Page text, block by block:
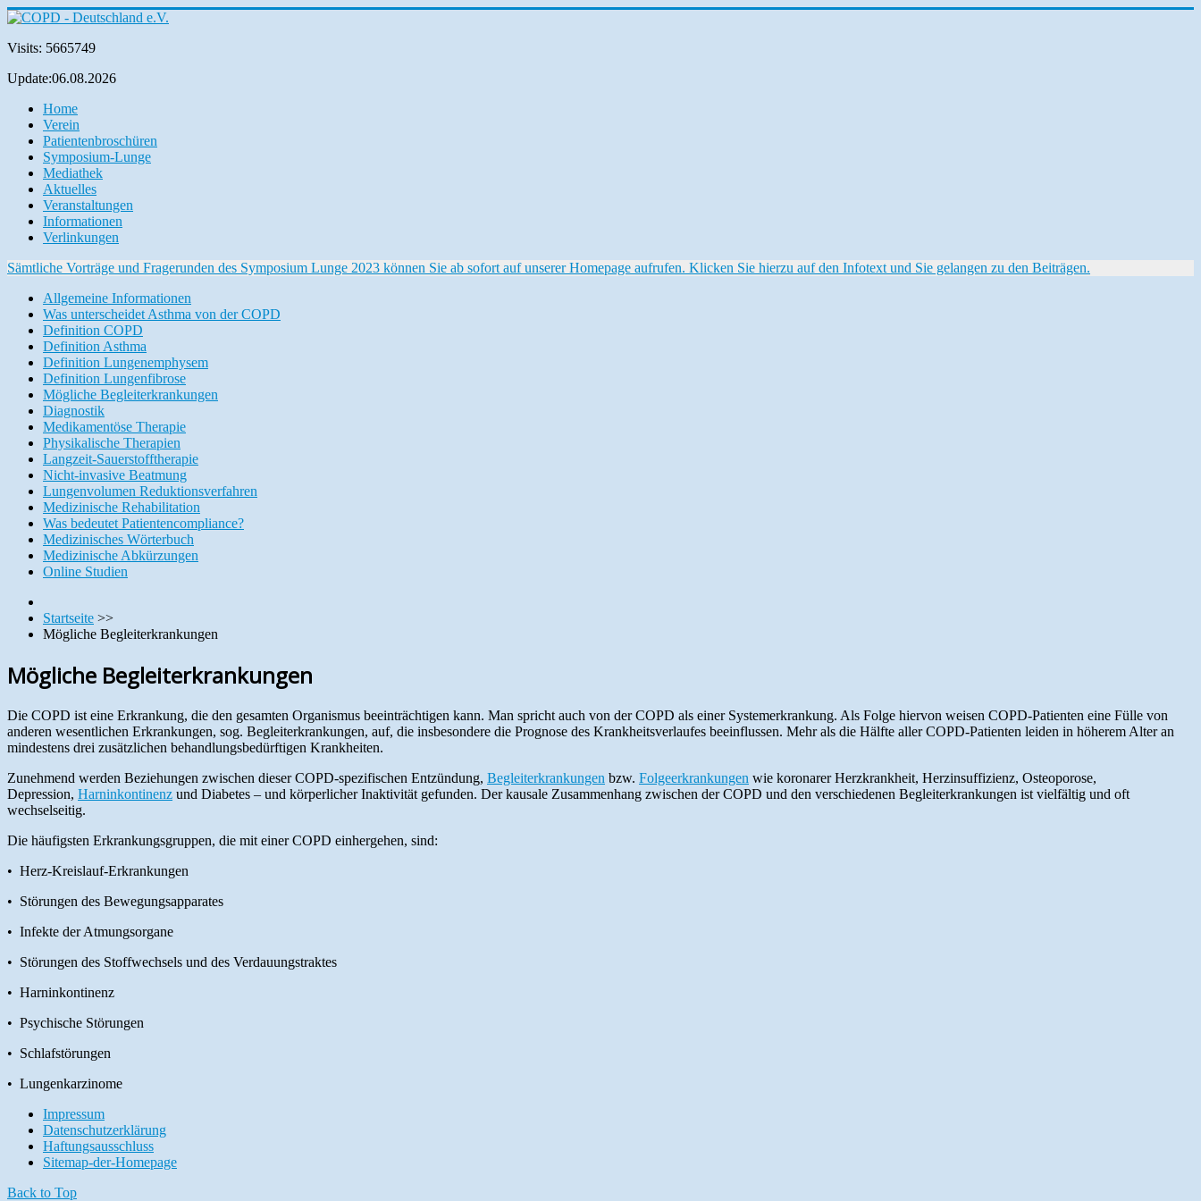
Visits: 5665749
Update:06.08.2026
Home
Verein
Patientenbroschüren
Symposium-Lunge
Mediathek
Aktuelles
Veranstaltungen
Informationen
Verlinkungen
Sämtliche Vorträge und Fragerunden des Symposium Lunge 2023 können Sie ab sofort auf unserer Homepage aufrufen. Klicken Sie hierzu auf den Infotext und Sie gelangen zu den Beiträgen.
Allgemeine Informationen
Was unterscheidet Asthma von der COPD
Definition COPD
Definition Asthma
Definition Lungenemphysem
Definition Lungenfibrose
Mögliche Begleiterkrankungen
Diagnostik
Medikamentöse Therapie
Physikalische Therapien
Langzeit-Sauerstofftherapie
Nicht-invasive Beatmung
Lungenvolumen Reduktionsverfahren
Medizinische Rehabilitation
Was bedeutet Patientencompliance?
Medizinisches Wörterbuch
Medizinische Abkürzungen
Online Studien
Startseite >>
Mögliche Begleiterkrankungen
Mögliche Begleiterkrankungen
Die COPD ist eine Erkrankung, die den gesamten Organismus beeinträchtigen kann. Man spricht auch von der COPD als einer Systemerkrankung. Als Folge hiervon weisen COPD-Patienten eine Fülle von
anderen wesentlichen Erkrankungen, sog. Begleiterkrankungen, auf, die insbesondere die Prognose des Krankheitsverlaufes beeinflussen. Mehr als die Hälfte aller COPD-Patienten leiden in höherem Alter an
mindestens drei zusätzlichen behandlungsbedürftigen Krankheiten.
Zunehmend werden Beziehungen zwischen dieser COPD-spezifischen Entzündung, Begleiterkrankungen bzw. Folgeerkrankungen wie koronarer Herzkrankheit, Herzinsuffizienz, Osteoporose,
Depression, Harninkontinenz und Diabetes – und körperlicher Inaktivität gefunden. Der kausale Zusammenhang zwischen der COPD und den verschiedenen Begleiterkrankungen ist vielfältig und oft
wechselseitig.
Die häufigsten Erkrankungsgruppen, die mit einer COPD einhergehen, sind:
• Herz-Kreislauf-Erkrankungen
• Störungen des Bewegungsapparates
• Infekte der Atmungsorgane
• Störungen des Stoffwechsels und des Verdauungstraktes
• Harninkontinenz
• Psychische Störungen
• Schlafstörungen
• Lungenkarzinome
Impressum
Datenschutzerklärung
Haftungsausschluss
Sitemap-der-Homepage
Back to Top